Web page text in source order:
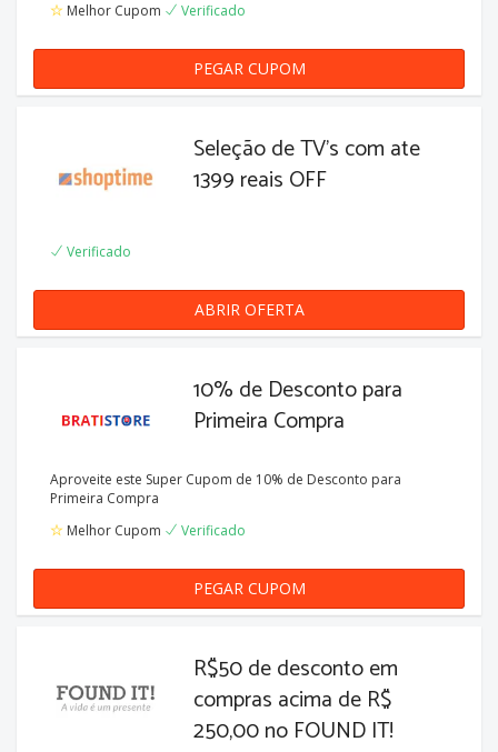
Melhor Cupom
Verificado
PEGAR CUPOM
Seleção de TV's com ate
1399 reais OFF
Verificado
ABRIR OFERTA
10% de Desconto para
Primeira Compra
Aproveite este Super Cupom de 10% de Desconto para
Primeira Compra
Melhor Cupom
Verificado
PEGAR CUPOM
R$50 de desconto em
compras acima de R$
250,00 no FOUND IT!